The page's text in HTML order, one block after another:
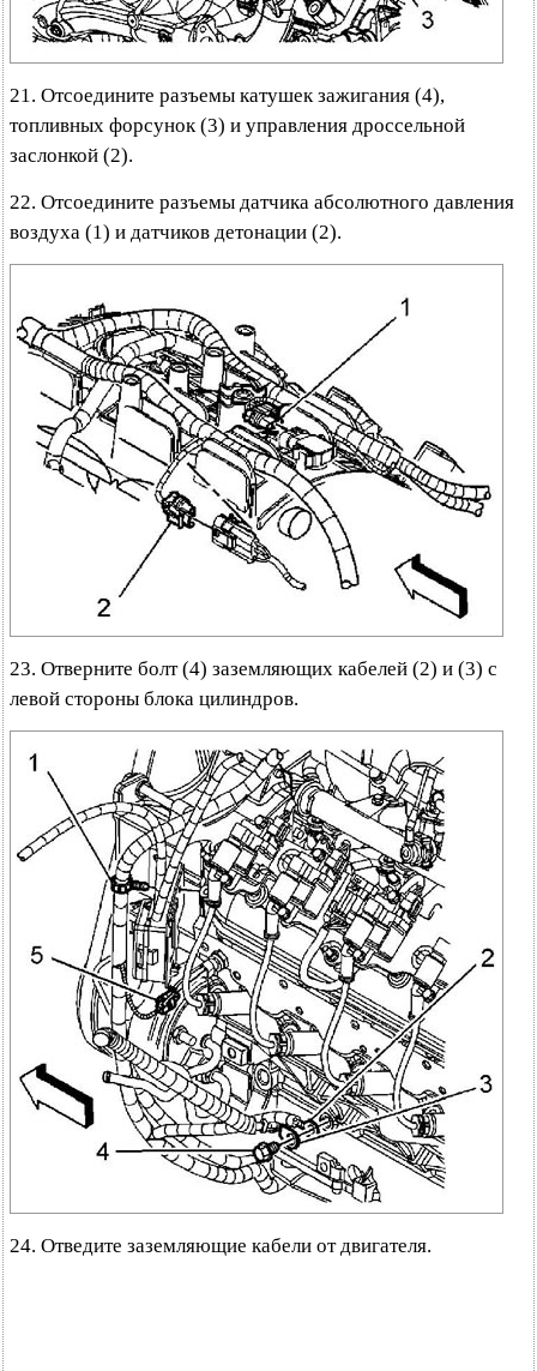
21. Отсоедините разъемы катушек зажигания (4),
топливных форсунок (3) и управления дроссельной
заслонкой (2).
22. Отсоедините разъемы датчика абсолютного давления
воздуха (1) и датчиков детонации (2).
23. Отверните болт (4) заземляющих кабелей (2) и (3) с
левой стороны блока цилиндров.
24. Отведите заземляющие кабели от двигателя.